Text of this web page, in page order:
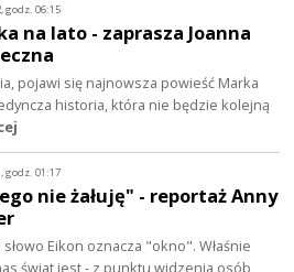
godz. 06:15
na lato - zaprasza Joanna
pojawi się najnowsza powieść Marka
historia, która nie będzie kolejną
godz. 01:17
nie żałuję" - reportaż Anny
słowo Eikon oznacza "okno". Właśnie
świat jest - z punktu widzenia osób